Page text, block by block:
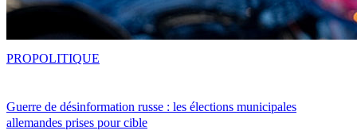
Guerre de désinformation russe : les élections municipales
allemandes prises pour cible
PROPOLITIQUE